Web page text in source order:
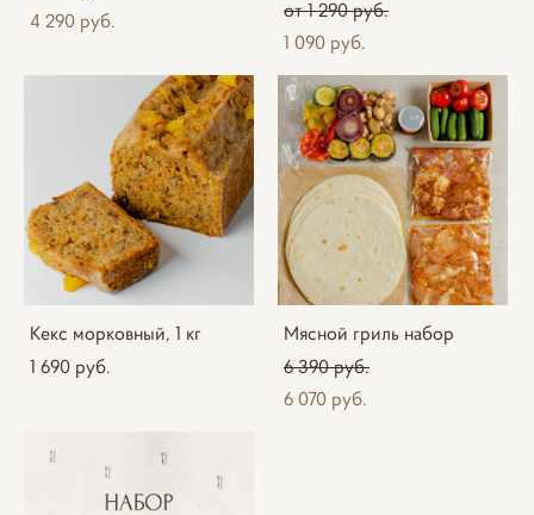
4 290 pуб.
от 1 290 pуб.
1 090 pуб.
Кекс морковный, 1 кг
1 690 pуб.
Мясной гриль набор
6 390 pуб.
6 070 pуб.